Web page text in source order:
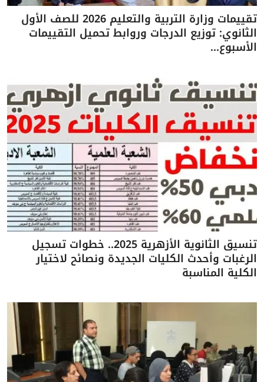
تقييمات وزارة التربية والتعليم 2026 للصف الأول
الثانوي: توزيع الدرجات وروابط تحميل التقييمات
الأسبوع...
تنسيق الثانوية الأزهرية 2025.. خطوات تسجيل
الرغبات وأحدث الكليات الجديدة ونصائح لاختيار
الكلية المناسبة